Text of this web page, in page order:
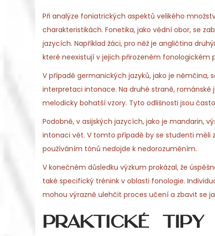
Při analýze foniatrických aspektů velikého
charakteristikách. Fonetika, jako vědní obor, se
jazycích. Například žáci, pro něž je angličtina
které neexistují v jejich přirozeném fonologickém
V případě germanických jazyků, jako je němčina,
interpretaci intonace. Na druhé straně,
melodicky bohatší vzory. Tyto odlišnosti jsou
Podobně, v asijských jazycích, jako je mandarin,
intonaci vět. V tomto případě by se studenti měli
používáním tónů nedojde k nedorozuměním.
V konečném důsledku výzkum prokázal, že
také specifický trénink v oblasti fonologie.
mohou výrazně ulehčit proces učení a zbavit se
Praktické tipy